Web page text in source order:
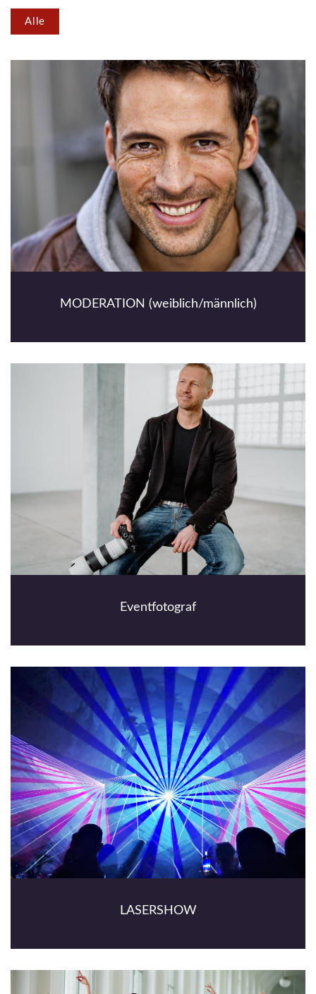
Alle
MODERATION (weiblich/männlich)
Eventfotograf
LASERSHOW